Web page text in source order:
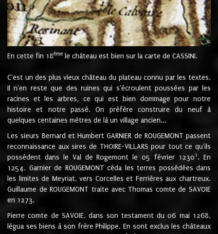
En cette fin 18ème le château est bien sur la carte de CASSINI.
C'est un des plus vieux château du plateau connu par les textes.
Il n'en reste que des ruines qui s'écroulent poussées par les
racines et les arbres, ce qui est bien dommage pour notre
histoire et notre passé. On préfère construire du neuf à
quelques centaines mètres de là un village ancien...
Les sieurs Bernard et Humbert GARNIER de ROUGEMONT passent
reconnaissance aux sires de THOIRE-VILLARS pour tout ce qu'ils
possèdent dans le Val de Rogemont le 05 février 12301 . En
1254, Garnier de ROUGEMONT céda les terres possédées dans
les limites de Meyriat, vers Corcelles et Ferrières aux chartreux.
Guillaume de ROUGEMONT traite avec Thomas comte de SAVOIE
en 1273.
Pierre comte de SAVOIE, dans son testament du 06 mai 1268,
légua ses biens à son frère Philippe. En sont exclus les châteaux